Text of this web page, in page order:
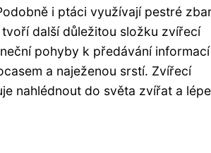
i ptáci využívají pestré
další důležitou složku zvířecí
pohyby k předávání
a naježenou srstí. Zvířecí
nahlédnout do světa zvířat a lépe